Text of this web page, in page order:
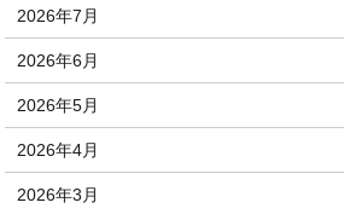
2026年7月
2026年6月
2026年5月
2026年4月
2026年3月